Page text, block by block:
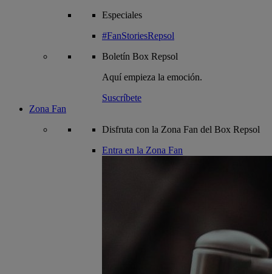
Especiales
#FanStoriesRepsol
Boletín Box Repsol
Aquí empieza la emoción.
Suscríbete
Zona Fan
Disfruta con la Zona Fan del Box Repsol
Entra en la Zona Fan